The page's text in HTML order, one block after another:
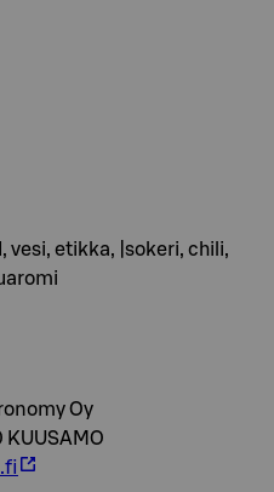
vesi, etikka, |sokeri, chili,
Oy